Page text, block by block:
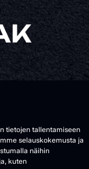
tietojen tallentamiseen
selauskokemusta ja
näihin
kuten